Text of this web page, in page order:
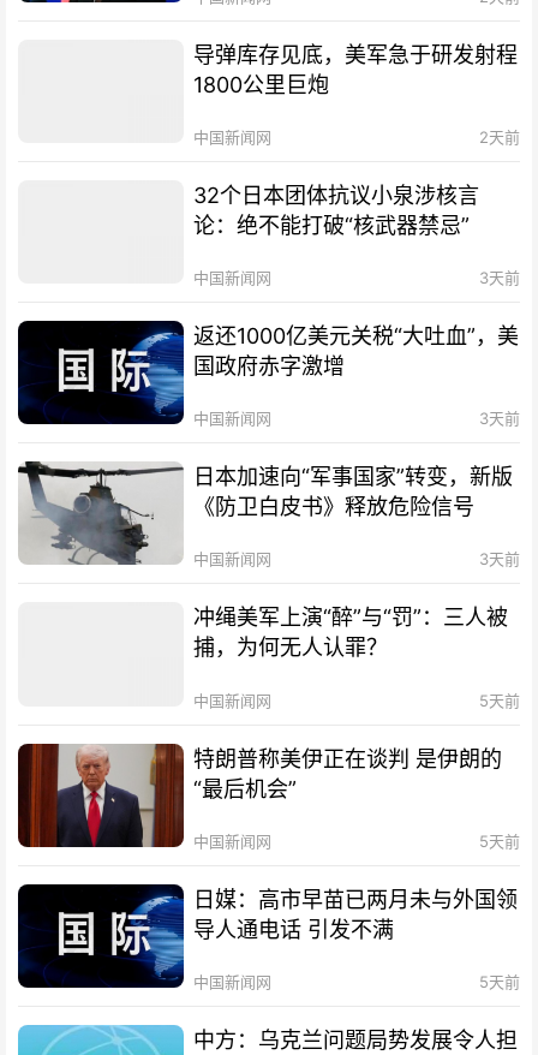
导弹库存见底，美军急于研发射程
1800公里巨炮
中国新闻网 2天前
32个日本团体抗议小泉涉核言
论：绝不能打破“核武器禁忌”
中国新闻网 3天前
返还1000亿美元关税“大吐血”，美
国政府赤字激增
中国新闻网 3天前
日本加速向“军事国家”转变，新版
《防卫白皮书》释放危险信号
中国新闻网 3天前
冲绳美军上演“醉”与“罚”：三人被
捕，为何无人认罪？
中国新闻网 5天前
特朗普称美伊正在谈判 是伊朗的
“最后机会”
中国新闻网 5天前
日媒：高市早苗已两月未与外国领
导人通电话 引发不满
中国新闻网 5天前
中方：乌克兰问题局势发展令人担